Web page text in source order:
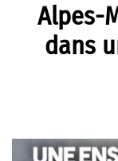
Alpes-
dans